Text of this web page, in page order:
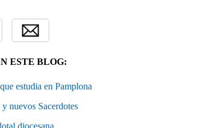
ESTE BLOG:
estudia en Pamplona
nuevos Sacerdotes
diocesana